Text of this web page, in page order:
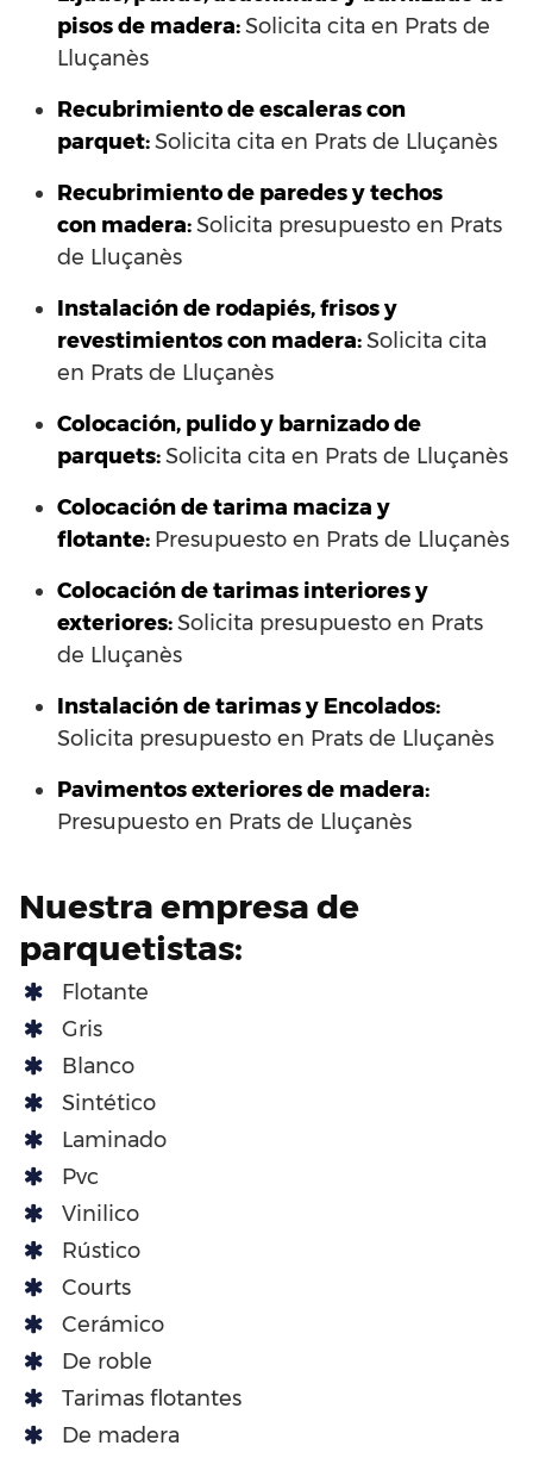
pisos de madera:Solicita cita en Prats de
Lluçanès
Recubrimiento de escaleras con
parquet:Solicita cita en Prats de Lluçanès
Recubrimiento de paredes y techos
con madera:Solicita presupuesto en Prats
de Lluçanès
Instalación de rodapiés, frisos y
revestimientos con madera:Solicita cita
en Prats de Lluçanès
Colocación, pulido y barnizado de
parquets:Solicita cita en Prats de Lluçanès
Colocación de tarima maciza y
flotante: Presupuesto en Prats de Lluçanès
Colocación de tarimas interiores y
exteriores:Solicita presupuesto en Prats
de Lluçanès
Instalación de tarimas y Encolados:
Solicita presupuesto en Prats de Lluçanès
Pavimentos exteriores de madera:
Presupuesto en Prats de Lluçanès
Nuestra empresa de
parquetistas:
Flotante
Gris
Blanco
Sintético
Laminado
Pvc
Vinilico
Rústico
Courts
Cerámico
De roble
Tarimas flotantes
De madera